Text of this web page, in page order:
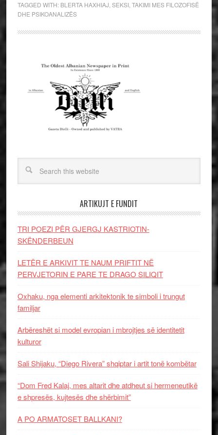
TAGGED WITH: BLERTA HAXHIAJ SEKSI, TAKIMI MES FILOZOFISË
DHE PSIKOANALIZËS
ARTIKUJT E FUNDIT
TRI POEZI PËR GJERGJ KASTRIOTIN-
SKËNDERBEUN
LETËR E ARKIVIT TE NAUM PRIFTIT NË
PERVJETORIN E PARE TE DRAGO SILIQIT
Oxhaku, nga elementi arkitektonik te simboli i trungut
familjar
Arbëreshët si model evropian i mbrojtjes së identitetit
kulturor
Sali Shijaku, “Diego Rivera” shqiptar i artit tonë kombëtar
“Dom Fred Kalaj, mes altarit dhe atdheut si hermeneutikë
e shpresës, kujtesës dhe shërbimit”
A PO ARMATOSET BALLKANI?